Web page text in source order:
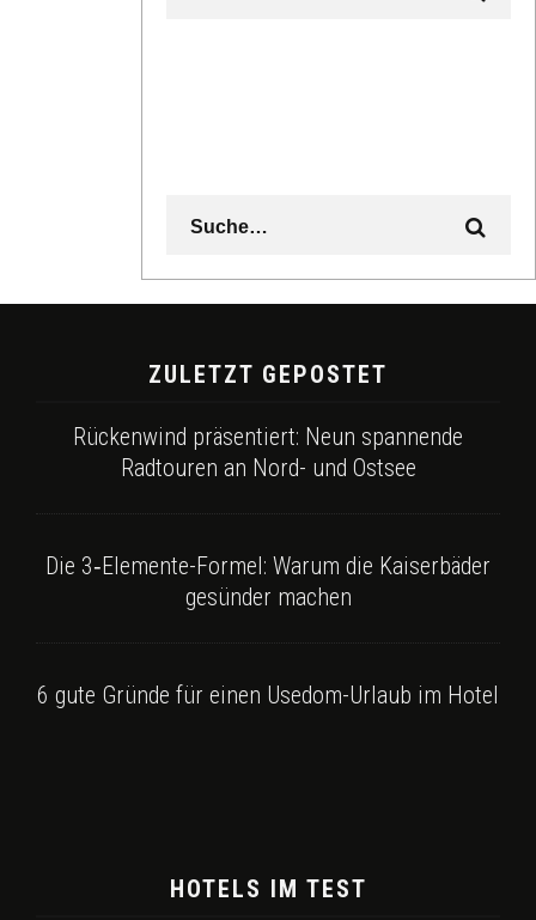
ZULETZT GEPOSTET
Rückenwind präsentiert: Neun spannende
Radtouren an Nord- und Ostsee
Die 3‑Elemente-Formel: Warum die Kaiserbäder
gesünder machen
6 gute Gründe für einen Usedom-Urlaub im Hotel
HOTELS IM TEST